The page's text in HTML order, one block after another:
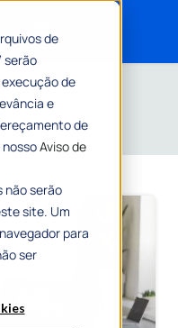
de
serão
de
e
de
Aviso de
não serão
site. Um
para
ser